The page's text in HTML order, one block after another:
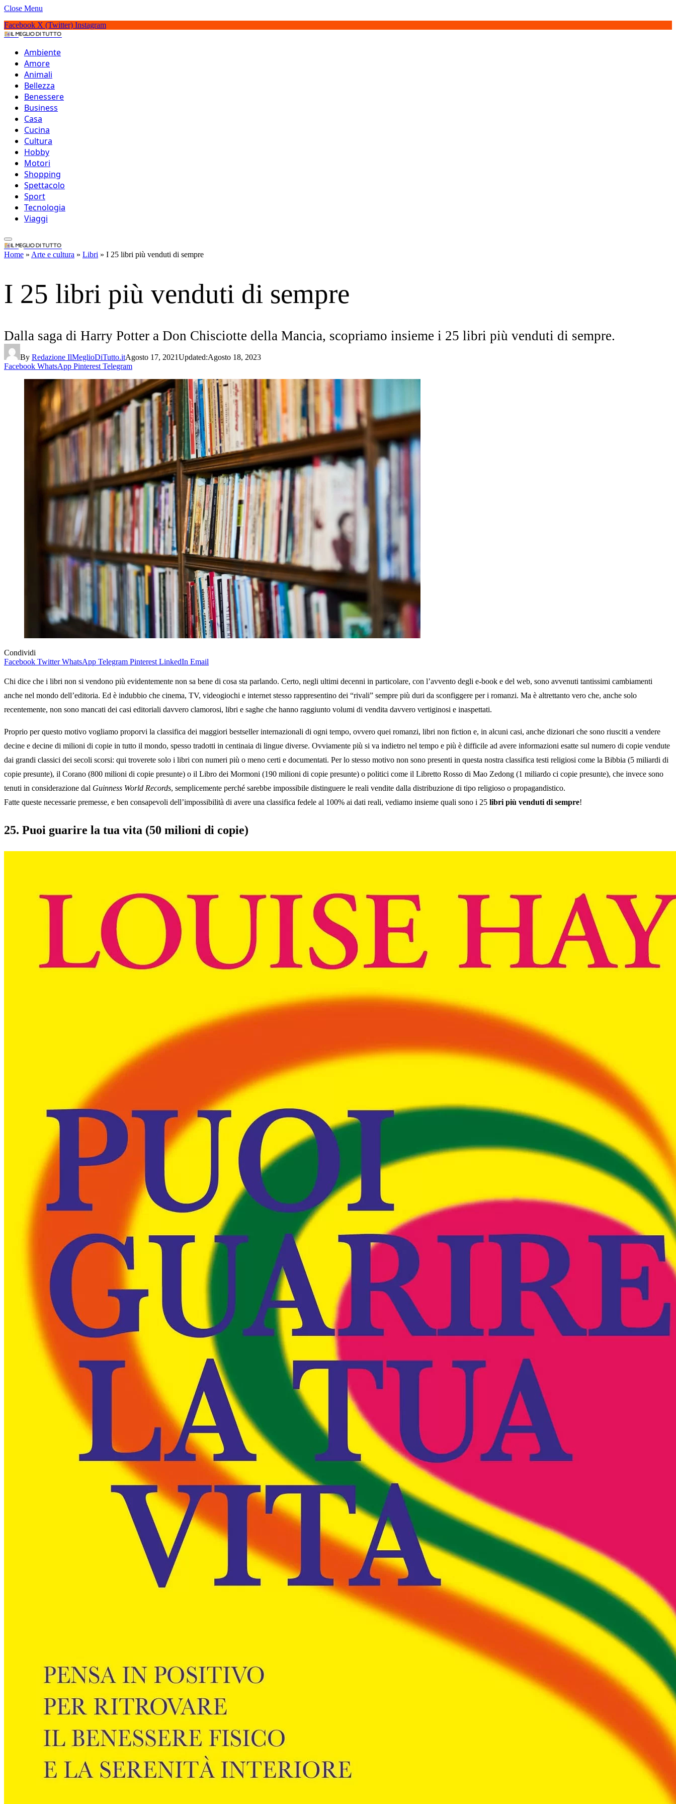
Close Menu
Facebook X (Twitter) Instagram
IlMeglioDiTutto.it
Ambiente
Amore
Animali
Bellezza
Benessere
Business
Casa
Cucina
Cultura
Hobby
Motori
Shopping
Spettacolo
Sport
Tecnologia
Viaggi
IlMeglioDiTutto.it
Home » Arte e cultura » Libri » I 25 libri più venduti di sempre
I 25 libri più venduti di sempre
Dalla saga di Harry Potter a Don Chisciotte della Mancia, scopriamo insieme i 25 libri più venduti di sempre.
By Redazione IlMeglioDiTutto.itAgosto 17, 2021Updated:Agosto 18, 2023
Facebook WhatsApp Pinterest Telegram
Condividi
Facebook Twitter WhatsApp Telegram Pinterest LinkedIn Email
Chi dice che i libri non si vendono più evidentemente non sa bene di cosa sta parlando. Certo, negli ultimi decenni in particolare, con l’avvento degli e-book e del web, sono avvenuti tantissimi cambiamenti
anche nel mondo dell’editoria. Ed è indubbio che cinema, TV, videogiochi e internet stesso rappresentino dei “rivali” sempre più duri da sconfiggere per i romanzi. Ma è altrettanto vero che, anche solo
recentemente, non sono mancati dei casi editoriali davvero clamorosi, libri e saghe che hanno raggiunto volumi di vendita davvero vertiginosi e inaspettati.
Proprio per questo motivo vogliamo proporvi la classifica dei maggiori bestseller internazionali di ogni tempo, ovvero quei romanzi, libri non fiction e, in alcuni casi, anche dizionari che sono riusciti a vendere
decine e decine di milioni di copie in tutto il mondo, spesso tradotti in centinaia di lingue diverse. Ovviamente più si va indietro nel tempo e più è difficile ad avere informazioni esatte sul numero di copie vendute
dai grandi classici dei secoli scorsi: qui troverete solo i libri con numeri più o meno certi e documentati. Per lo stesso motivo non sono presenti in questa nostra classifica testi religiosi come la Bibbia (5 miliardi di
copie presunte), il Corano (800 milioni di copie presunte) o il Libro dei Mormoni (190 milioni di copie presunte) o politici come il Libretto Rosso di Mao Zedong (1 miliardo ci copie presunte), che invece sono
tenuti in considerazione dal Guinness World Records, semplicemente perché sarebbe impossibile distinguere le reali vendite dalla distribuzione di tipo religioso o propagandistico.
Fatte queste necessarie premesse, e ben consapevoli dell’impossibilità di avere una classifica fedele al 100% ai dati reali, vediamo insieme quali sono i 25 libri più venduti di sempre!
25. Puoi guarire la tua vita (50 milioni di copie)